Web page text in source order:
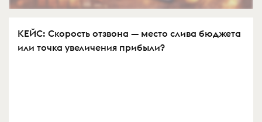
КЕЙС: Скорость отзвона — место слива бюджета
или точка увеличения прибыли?